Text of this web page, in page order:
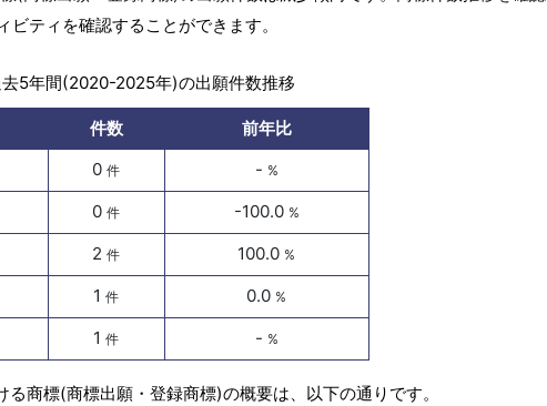
ティを確認することができます。
5年間(2020-2025年)の出願件数推移
件数
前年比
0件 - %
0件 -100.0 %
2件 100.0 %
1件 0.0 %
1件 - %
商標(商標出願・登録商標)の概要は、以下の通りです。